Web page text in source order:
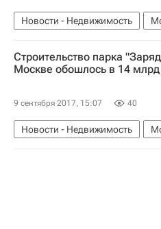
Новости - Недвижимость
Сергей Собянин
Парки
Зарядье
Строительство
Строительство парка
Москве обошлось в 14 млрд
9 сентября 2017, 15:07 40
Новости - Недвижимость
Инвестиции
Парки